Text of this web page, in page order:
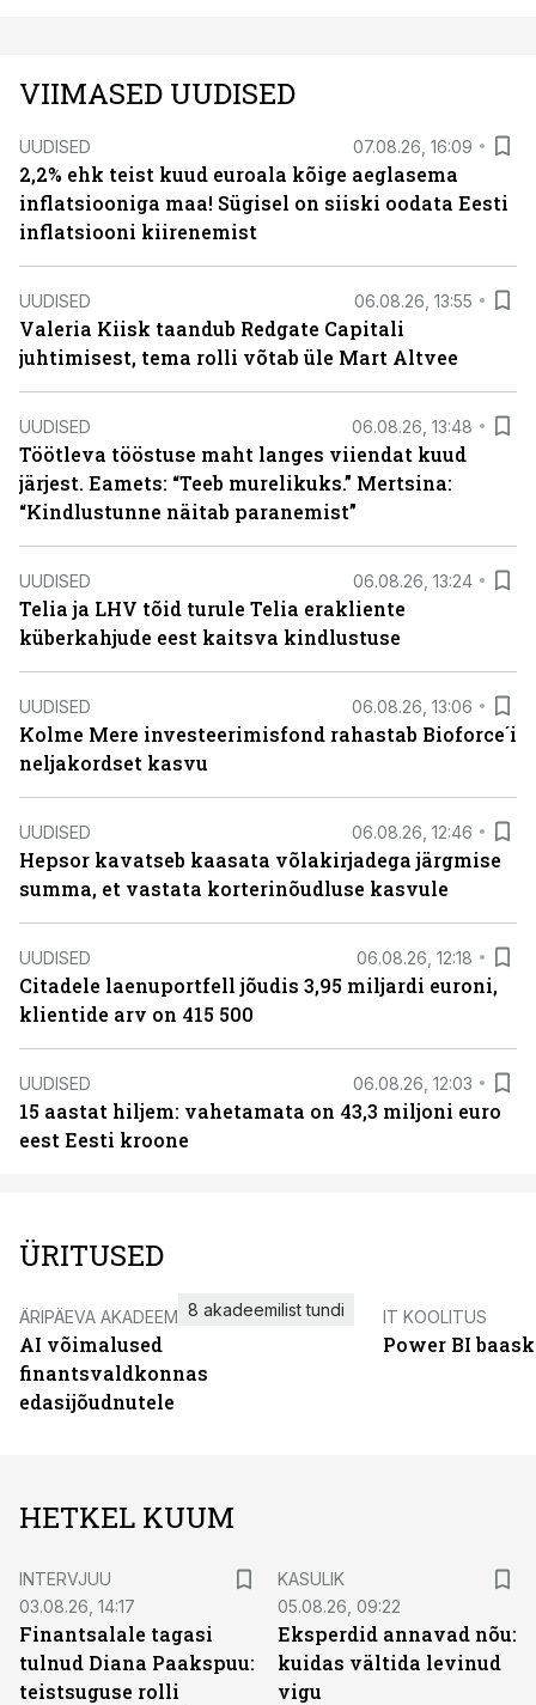
VIIMASED UUDISED
UUDISED 07.08.26, 16:09
2,2% ehk teist kuud euroala kõige aeglasema
inflatsiooniga maa! Sügisel on siiski oodata Eesti
inflatsiooni kiirenemist
UUDISED 06.08.26, 13:55
Valeria Kiisk taandub Redgate Capitali
juhtimisest, tema rolli võtab üle Mart Altvee
UUDISED 06.08.26, 13:48
Töötleva tööstuse maht langes viiendat kuud
järjest. Eamets: “Teeb murelikuks.” Mertsina:
“Kindlustunne näitab paranemist”
UUDISED 06.08.26, 13:24
Telia ja LHV tõid turule Telia erakliente
küberkahjude eest kaitsva kindlustuse
UUDISED 06.08.26, 13:06
Kolme Mere investeerimisfond rahastab Bioforce´i
neljakordset kasvu
UUDISED 06.08.26, 12:46
Hepsor kavatseb kaasata võlakirjadega järgmise
summa, et vastata korterinõudluse kasvule
UUDISED 06.08.26, 12:18
Citadele laenuportfell jõudis 3,95 miljardi euroni,
klientide arv on 415 500
UUDISED 06.08.26, 12:03
15 aastat hiljem: vahetamata on 43,3 miljoni euro
eest Eesti kroone
ÜRITUSED
ÄRIPÄEVA AKADEEMIA
AI võimalused
finantsvaldkonnas
edasijõudnutele
8 akadeemilist tundi IT KOOLITUS
Power BI
HETKEL KUUM
INTERVJUU
03.08.26, 14:17
Finantsalale tagasi
tulnud Diana Paakspuu:
teistsuguse rolli
KASULIK
05.08.26, 09:22
Eksperdid annavad nõu:
kuidas vältida levinud
vigu